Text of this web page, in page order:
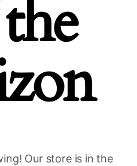
Our store is in the